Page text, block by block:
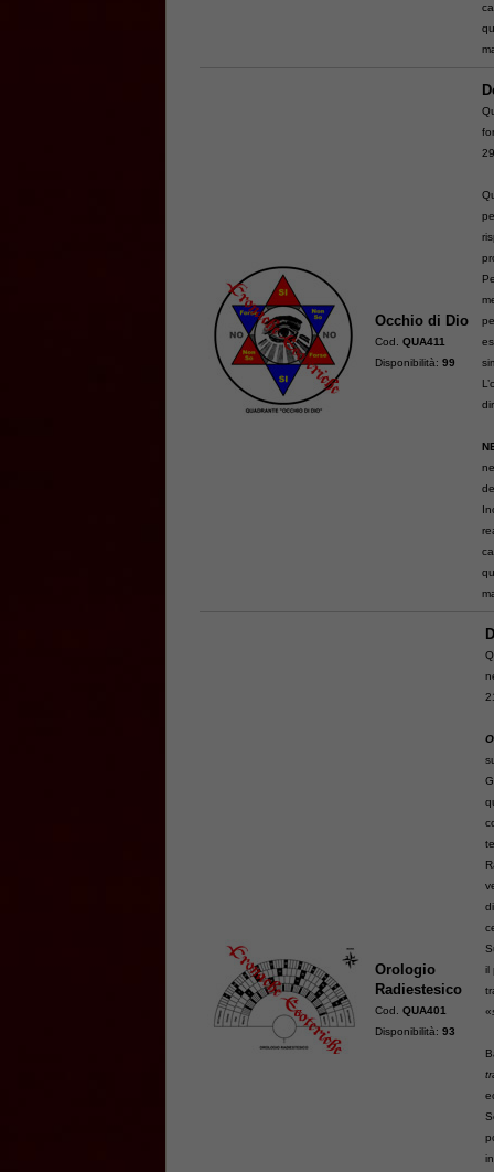
Occhio di Dio
Cod.QUA411
Disponibilità:99
Orologio
Radiestesico
Cod.QUA401
Disponibilità:93
il
«